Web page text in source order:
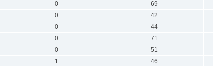
0 69
0 42
0 44
0 71
0 51
1 46